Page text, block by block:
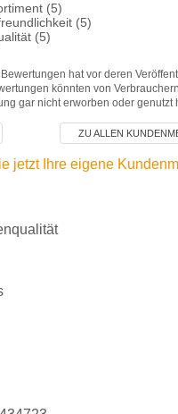
(5)
(5)
(5)
hat vor deren
könnten von
gar nicht erworben oder genutzt
ZU ALLEN
jetzt Ihre eigene